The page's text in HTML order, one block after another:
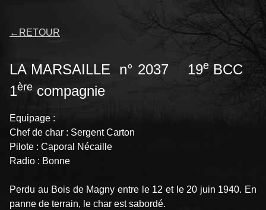
← RETOUR
LA MARSAILLE n° 2037 19eBCC
1ère compagnie
Equipage :
Chef de char : Sergent Carton
Pilote : Caporal Nécaille
Radio : Bonne
Perdu au Bois de Magny entre le 12 et le 20 juin 1940. En
panne de terrain, le char est sabordé.